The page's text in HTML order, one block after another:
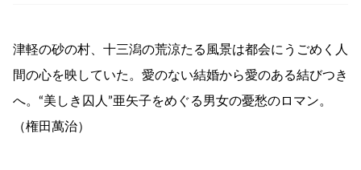
津軽の砂の村、十三潟の荒涼たる風景は都会にうごめく人
間の心を映していた。愛のない結婚から愛のある結びつき
へ。“美しき囚人”亜矢子をめぐる男女の憂愁のロマン。
（権田萬治）